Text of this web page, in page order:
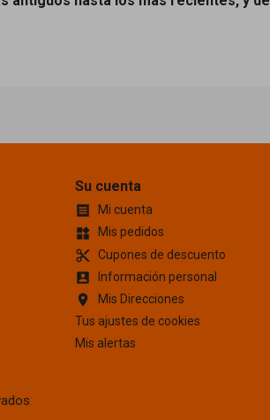
Su cuenta
 Mi cuenta
widgets Mis pedidos
content_cut Cupones de descuento
account_box Información personal
location_on
Mis Direcciones
Tus ajustes de cookies
Mis alertas